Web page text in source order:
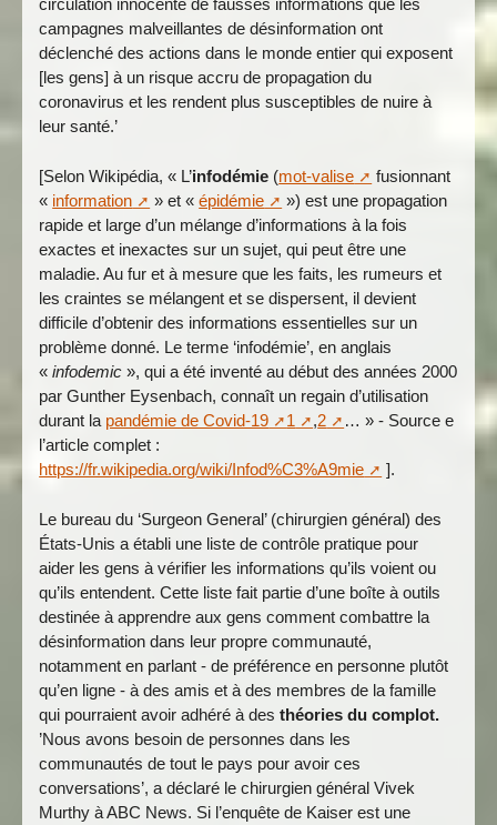
circulation innocente de fausses informations que les
campagnes malveillantes de désinformation ont
déclenché des actions dans le monde entier qui exposent
[les gens] à un risque accru de propagation du
coronavirus et les rendent plus susceptibles de nuire à
leur santé.’
[Selon Wikipédia, « L’infodémie (mot-valise
fusionnant
« information » et «épidémie
») est une propagation
rapide et large d’un mélange d’informations à la fois
exactes et inexactes sur un sujet, qui peut être une
maladie. Au fur et à mesure que les faits, les rumeurs et
les craintes se mélangent et se dispersent, il devient
difficile d’obtenir des informations essentielles sur un
problème donné. Le terme ‘infodémie’, en anglais
«infodemic », qui a été inventé au début des années 2000
par Gunther Eysenbach, connaît un regain d’utilisation
durant la pandémie de Covid-19 1 ,2
… » - Source e
l’article complet :
https://fr.wikipedia.org/wiki/Infod%C3%A9mie
].
Le bureau du ‘Surgeon General’ (chirurgien général) des
États-Unis a établi une liste de contrôle pratique pour
aider les gens à vérifier les informations qu’ils voient ou
qu’ils entendent. Cette liste fait partie d’une boîte à outils
destinée à apprendre aux gens comment combattre la
désinformation dans leur propre communauté,
notamment en parlant - de préférence en personne plutôt
qu’en ligne - à des amis et à des membres de la famille
qui pourraient avoir adhéré à desthéories du complot.
’Nous avons besoin de personnes dans les
communautés de tout le pays pour avoir ces
conversations’, a déclaré le chirurgien général Vivek
Murthy à ABC News. Si l’enquête de Kaiser est une